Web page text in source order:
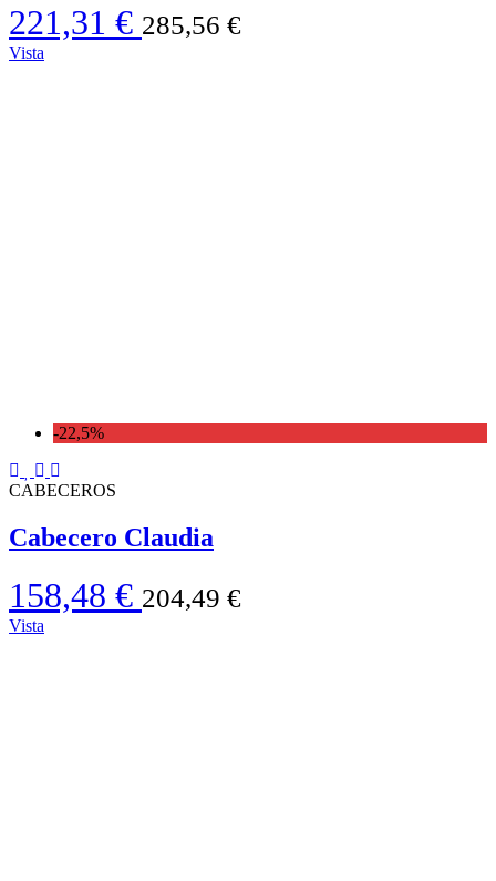
221,31 € 285,56 €
Vista
-22,5%
CABECEROS
Cabecero Claudia
158,48 € 204,49 €
Vista